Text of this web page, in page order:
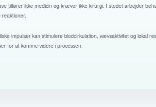
tilfører ikke medicin og kræver ikke kirurgi. I stedet arbejder
reaktioner.
impulser kan stimulere blodcirkulation, vævsaktivitet og lokal
for at komme videre i processen.